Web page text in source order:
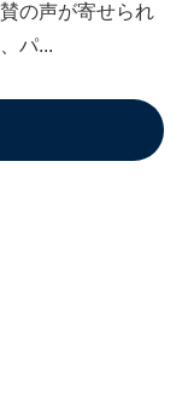
の声が寄せられ
パ...